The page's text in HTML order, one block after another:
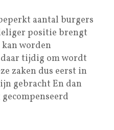
aantal burgers
positie brengt
worden
tijdig om wordt
zaken dus eerst in
gebracht En dan